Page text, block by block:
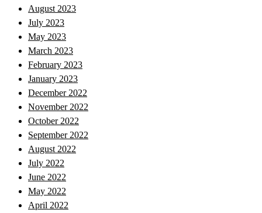
August 2023
July 2023
May 2023
March 2023
February 2023
January 2023
December 2022
November 2022
October 2022
September 2022
August 2022
July 2022
June 2022
May 2022
April 2022